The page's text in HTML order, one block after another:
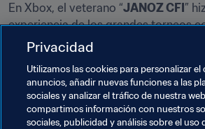
En Xbox, el veterano “JANOZ CFI ”
experiencia de los grandes torneos
XX”, mientras que “
de un choque intenso.
Privacidad
Utilizamos las cookies para personalizar
anuncios, añadir nuevas funciones a las
sociales y analizar el tráfico de nuestra
compartimos información con nuestros
sociales, publicidad y análisis sobre el uso